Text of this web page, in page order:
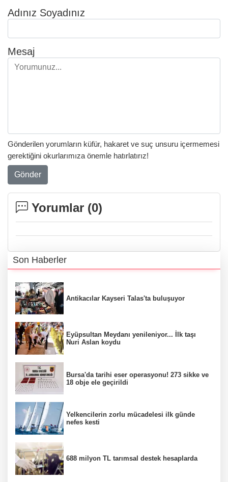
Adınız Soyadınız
Mesaj
Gönderilen yorumların küfür, hakaret ve suç unsuru içermemesi
gerektiğini okurlarımıza önemle hatırlatırız!
Gönder
Yorumlar (0)
Son Haberler
Antikacılar Kayseri Talas'ta buluşuyor
Eyüpsultan Meydanı yenileniyor... İlk taşı
Nuri Aslan koydu
Bursa'da tarihi eser operasyonu! 273 sikke ve
18 obje ele geçirildi
Yelkencilerin zorlu mücadelesi ilk günde
nefes kesti
688 milyon TL tarımsal destek hesaplarda